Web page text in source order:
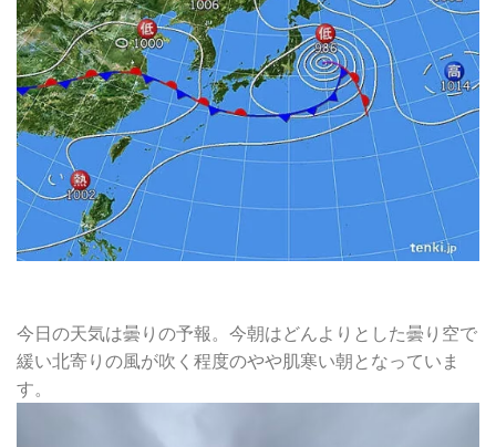
今日の天気は曇りの予報。今朝はどんよりとした曇り空で
緩い北寄りの風が吹く程度のやや肌寒い朝となっていま
す。